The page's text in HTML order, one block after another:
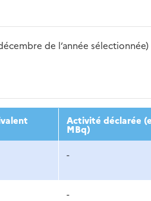
de l’année
2018 2019
Activité déclarée
MBq)
-
-